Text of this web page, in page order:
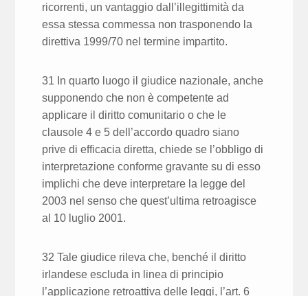
ricorrenti, un vantaggio dall’illegittimità da
essa stessa commessa non trasponendo la
direttiva 1999/70 nel termine impartito.
31 In quarto luogo il giudice nazionale, anche
supponendo che non è competente ad
applicare il diritto comunitario o che le
clausole 4 e 5 dell’accordo quadro siano
prive di efficacia diretta, chiede se l’obbligo di
interpretazione conforme gravante su di esso
implichi che deve interpretare la legge del
2003 nel senso che quest’ultima retroagisce
al 10 luglio 2001.
32 Tale giudice rileva che, benché il diritto
irlandese escluda in linea di principio
l’applicazione retroattiva delle leggi, l’art. 6